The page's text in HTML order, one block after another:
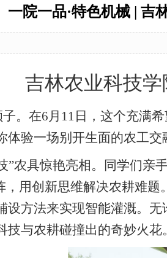
一院一品·特色机械 | 吉
吉林农业科技
。在6月11日，这个充满
验一场别开生面的农工交
”农具惊艳亮相。同学们亲
，用创新思维解决农耕难
设方法来实现智能灌溉。
与农耕碰撞出的奇妙火花。